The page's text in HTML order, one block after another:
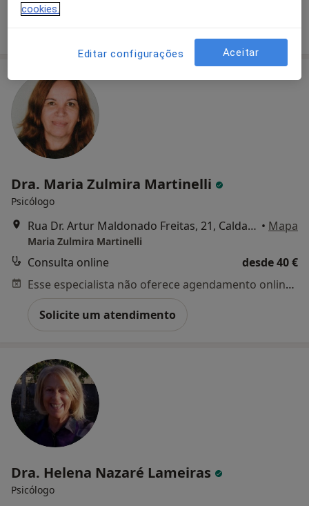
Dra. Maria Zulmira Martinelli
Psicólogo
Rua Dr. Artur Maldonado Freitas, 21, Caldas da Rainha • Mapa
Maria Zulmira Martinelli
Consulta online
desde 40 €
Esse especialista não oferece agendamento online para esse endereço.
Solicite um atendimento
Dra. Helena Nazaré Lameiras
Psicólogo
cookies.
Editar configurações Aceitar